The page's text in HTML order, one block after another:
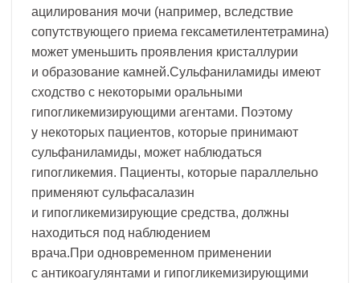
ацилирования мочи (например, вследствие
сопутствующего приема гексаметилентетрамина)
может уменьшить проявления кристаллурии
и образование камней.Сульфаниламиды имеют
сходство с некоторыми оральными
гипогликемизирующими агентами. Поэтому
у некоторых пациентов, которые принимают
сульфаниламиды, может наблюдаться
гипогликемия. Пациенты, которые параллельно
применяют сульфасалазин
и гипогликемизирующие средства, должны
находиться под наблюдением
врача.При одновременном применении
с антикоагулянтами и гипогликемизирующими